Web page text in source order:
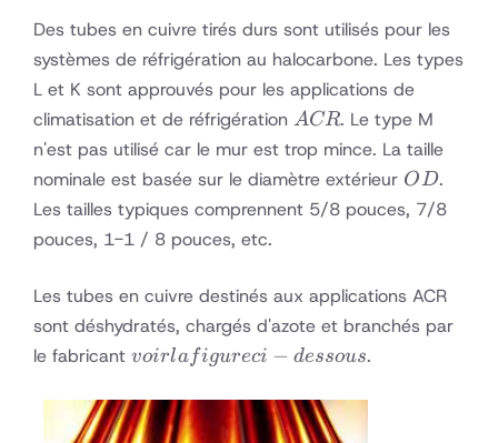
Des tubes en cuivre tirés durs sont utilisés pour les
systèmes de réfrigération au halocarbone. Les types
L et K sont approuvés pour les applications de
climatisation et de réfrigération ACR
ACR. Le type M
n'est pas utilisé car le mur est trop mince. La taille
nominale est basée sur le diamètre extérieur OD
OD.
Les tailles typiques comprennent 5/8 pouces, 7/8
pouces, 1-1 / 8 pouces, etc.
Les tubes en cuivre destinés aux applications ACR
sont déshydratés, chargés d'azote et branchés par
le fabricant voir la
ci-
dessous
voirlafigureci − dessous.